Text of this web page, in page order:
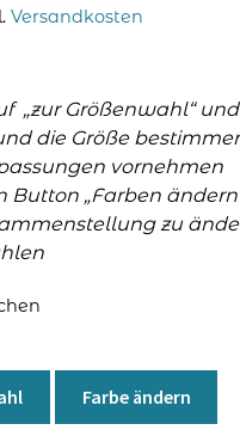
Versandkosten
„zur Größenwahl“
die Größe
vornehmen
Button „Farben
zu
Farbe ändern